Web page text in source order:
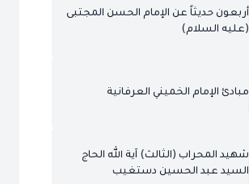
أربعون حديثاً عن الإمام الحسن المجتبى
(عليه السلام)
مبادئ الإمام الخميني العرفانية
شهيد المحراب (الثالث) آية الله الحاج
السيد عبد الحسين دستغيب